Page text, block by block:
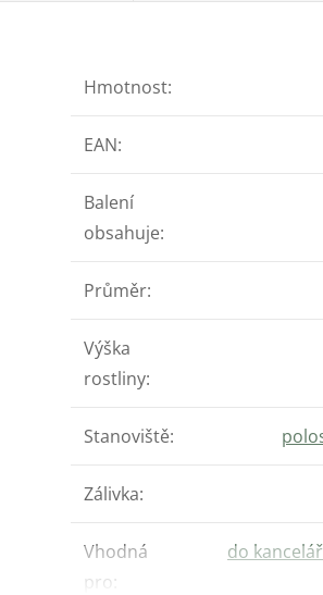
Hmotnost:
EAN:
Balení
obsahuje:
Průměr:
Výška
rostliny:
Stanoviště:
Zálivka:
Vhodná
pro:
do